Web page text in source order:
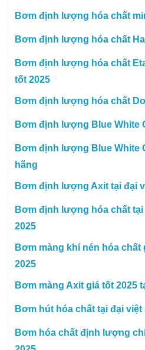
Bơm định lượng hóa chất
Bơm định lượng hóa chất
Bơm định lượng hóa chất
tốt 2025
Bơm định lượng hóa chất
Bơm định lượng Blue White
Bơm định lượng Blue White
hãng
Bơm định lượng Axit tại đại
Bơm định lượng hóa chất
2025
Bơm màng khí nén hóa chất
2025
Bơm màng Axit giá tốt 2025
Bơm hút hóa chất tại đại việt
Bơm hóa chất định lượng